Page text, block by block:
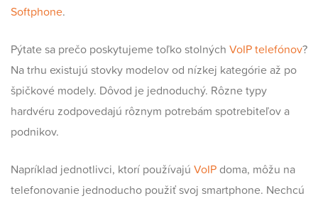
Softphone.
Pýtate sa prečo poskytujeme toľko stolných VoIP telefónov?
Na trhu existujú stovky modelov od nízkej kategórie až po
špičkové modely. Dôvod je jednoduchý. Rôzne typy
hardvéru zodpovedajú rôznym potrebám spotrebiteľov a
podnikov.
Napríklad jednotlivci, ktorí používajú VoIPdoma, môžu na
telefonovanie jednoducho použiť svoj smartphone. Nechcú